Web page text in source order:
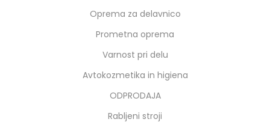
Oprema za delavnico
Prometna oprema
Varnost pri delu
Avtokozmetika in higiena
ODPRODAJA
Rabljeni stroji